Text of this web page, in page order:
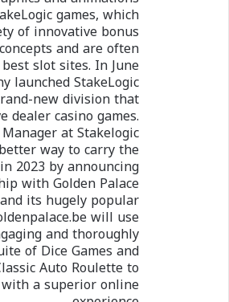
games, which
of innovative bonus
and are often
slot sites. In June
launched StakeLogic
new division that
dealer casino games.
at Stakelogic
way to carry the
2023 by announcing
with Golden Palace
its hugely popular
will use
and thoroughly
of Dice Games and
Auto Roulette to
a superior online